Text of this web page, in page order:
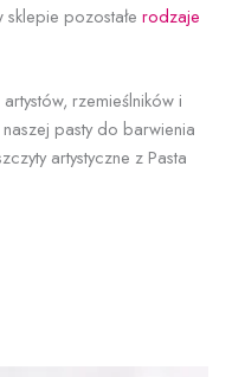
pozostałe rodzaje
rzemieślników i
pasty do barwienia
artystyczne z Pasta